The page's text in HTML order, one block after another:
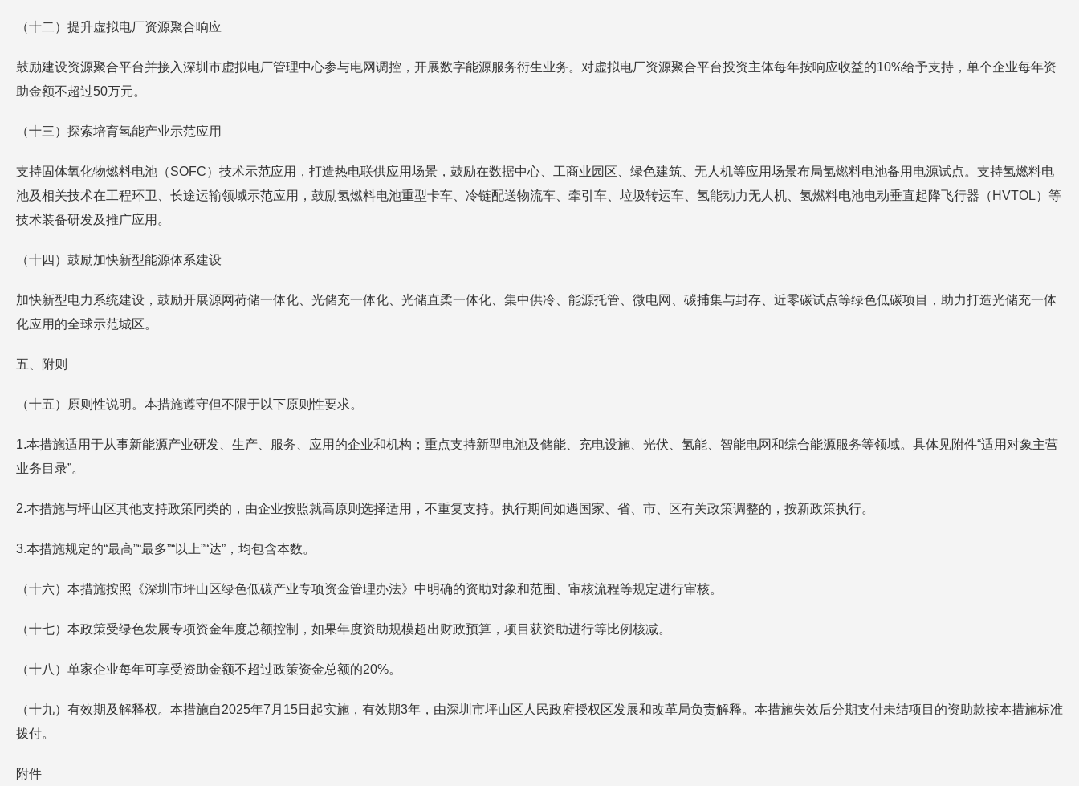
（十二）提升虚拟电厂资源聚合响应
鼓励建设资源聚合平台并接入深圳市虚拟电厂管理中心参与电网调控，开展数字能源服务衍生业务。对虚拟电厂资源聚合平台投资主体每年按响应收益的10%给予支持，单个企业每年资
助金额不超过50万元。
（十三）探索培育氢能产业示范应用
支持固体氧化物燃料电池（SOFC）技术示范应用，打造热电联供应用场景，鼓励在数据中心、工商业园区、绿色建筑、无人机等应用场景布局氢燃料电池备用电源试点。支持氢燃料电
池及相关技术在工程环卫、长途运输领域示范应用，鼓励氢燃料电池重型卡车、冷链配送物流车、牵引车、垃圾转运车、氢能动力无人机、氢燃料电池电动垂直起降飞行器（HVTOL）等
技术装备研发及推广应用。
（十四）鼓励加快新型能源体系建设
加快新型电力系统建设，鼓励开展源网荷储一体化、光储充一体化、光储直柔一体化、集中供冷、能源托管、微电网、碳捕集与封存、近零碳试点等绿色低碳项目，助力打造光储充一体
化应用的全球示范城区。
五、附则
（十五）原则性说明。本措施遵守但不限于以下原则性要求。
1.本措施适用于从事新能源产业研发、生产、服务、应用的企业和机构；重点支持新型电池及储能、充电设施、光伏、氢能、智能电网和综合能源服务等领域。具体见附件“适用对象主营
业务目录”。
2.本措施与坪山区其他支持政策同类的，由企业按照就高原则选择适用，不重复支持。执行期间如遇国家、省、市、区有关政策调整的，按新政策执行。
3.本措施规定的“最高”“最多”“以上”“达”，均包含本数。
（十六）本措施按照《深圳市坪山区绿色低碳产业专项资金管理办法》中明确的资助对象和范围、审核流程等规定进行审核。
（十七）本政策受绿色发展专项资金年度总额控制，如果年度资助规模超出财政预算，项目获资助进行等比例核减。
（十八）单家企业每年可享受资助金额不超过政策资金总额的20%。
（十九）有效期及解释权。本措施自2025年7月15日起实施，有效期3年，由深圳市坪山区人民政府授权区发展和改革局负责解释。本措施失效后分期支付未结项目的资助款按本措施标准
拨付。
附件